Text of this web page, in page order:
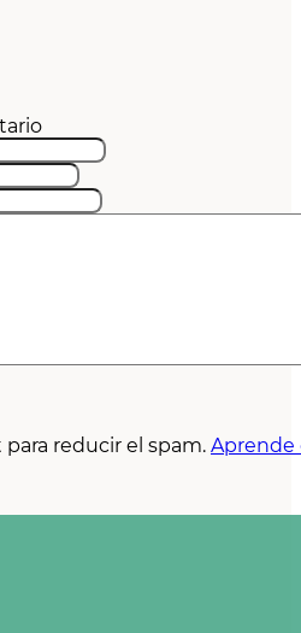
reducir el spam. Aprende